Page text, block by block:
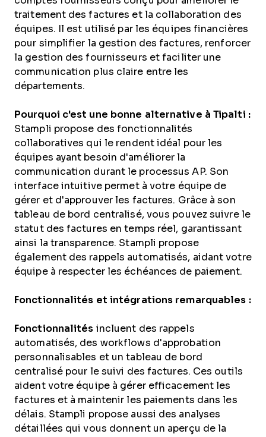
traitement des factures et la collaboration des
équipes. Il est utilisé par les équipes financières
pour simplifier la gestion des factures, renforcer
la gestion des fournisseurs et faciliter une
communication plus claire entre les
départements.
Pourquoi c'est une bonne alternative à Tipalti :
Stampli propose des fonctionnalités
collaboratives qui le rendent idéal pour les
équipes ayant besoin d'améliorer la
communication durant le processus AP. Son
interface intuitive permet à votre équipe de
gérer et d'approuver les factures. Grâce à son
tableau de bord centralisé, vous pouvez suivre le
statut des factures en temps réel, garantissant
ainsi la transparence. Stampli propose
également des rappels automatisés, aidant votre
équipe à respecter les échéances de paiement.
Fonctionnalités et intégrations remarquables :
Fonctionnalités incluent des rappels
automatisés, des workflows d'approbation
personnalisables et un tableau de bord
centralisé pour le suivi des factures. Ces outils
aident votre équipe à gérer efficacement les
factures et à maintenir les paiements dans les
délais. Stampli propose aussi des analyses
détaillées qui vous donnent un aperçu de la